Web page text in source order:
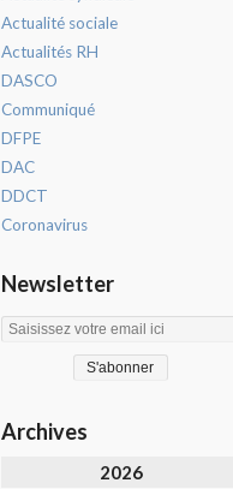
Actualité sociale
Actualités RH
DASCO
Communiqué
DFPE
DAC
DDCT
Coronavirus
Newsletter
Archives
2026